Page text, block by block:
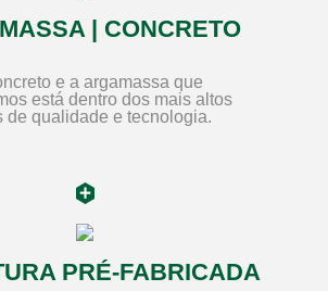
| CONCRETO
e a argamassa que
está dentro dos mais altos
de qualidade e tecnologia.
PRÉ-FABRICADA